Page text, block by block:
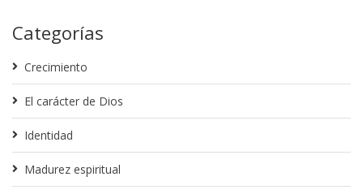
Categorías
Crecimiento
El carácter de Dios
Identidad
Madurez espiritual